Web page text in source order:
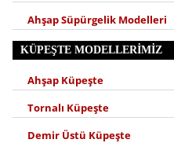
Ahşap Süpürgelik Modelleri
KÜPEŞTE MODELLERIMIZ
Ahşap Küpeşte
Tornalı Küpeşte
Demir Üstü Küpeşte